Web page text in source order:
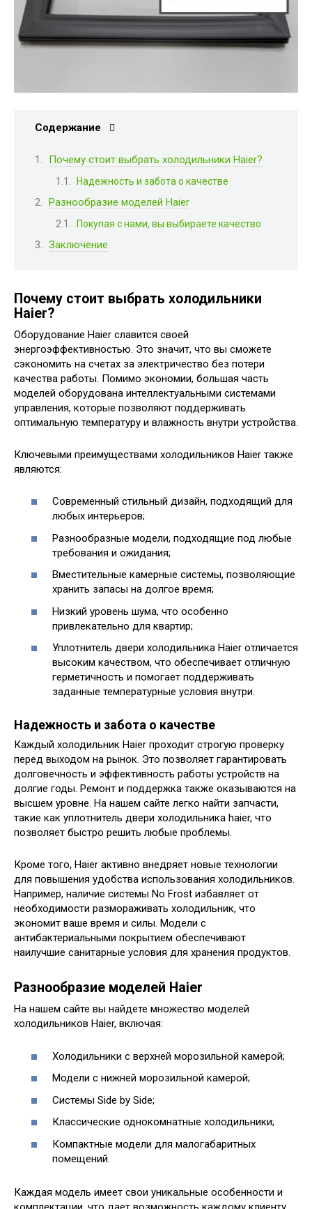
Содержание
Почему стоит выбрать холодильники Haier?
Надежность и забота о качестве
Разнообразие моделей Haier
Покупая с нами, вы выбираете качество
Заключение
Почему стоит выбрать холодильники
Haier?
Оборудование Haier славится своей
энергоэффективностью. Это значит, что вы сможете
сэкономить на счетах за электричество без потери
качества работы. Помимо экономии, большая часть
моделей оборудована интеллектуальными системами
управления, которые позволяют поддерживать
оптимальную температуру и влажность внутри устройства.
Ключевыми преимуществами холодильников Haier также
являются:
Современный стильный дизайн, подходящий для
любых интерьеров;
Разнообразные модели, подходящие под любые
требования и ожидания;
Вместительные камерные системы, позволяющие
хранить запасы на долгое время;
Низкий уровень шума, что особенно
привлекательно для квартир;
Уплотнитель двери холодильника Haier отличается
высоким качеством, что обеспечивает отличную
герметичность и помогает поддерживать
заданные температурные условия внутри.
Надежность и забота о качестве
Каждый холодильник Haier проходит строгую проверку
перед выходом на рынок. Это позволяет гарантировать
долговечность и эффективность работы устройств на
долгие годы. Ремонт и поддержка также оказываются на
высшем уровне. На нашем сайте легко найти запчасти,
такие как уплотнитель двери холодильника haier, что
позволяет быстро решить любые проблемы.
Кроме того, Haier активно внедряет новые технологии
для повышения удобства использования холодильников.
Например, наличие системы No Frost избавляет от
необходимости размораживать холодильник, что
экономит ваше время и силы. Модели с
антибактериальными покрытием обеспечивают
наилучшие санитарные условия для хранения продуктов.
Разнообразие моделей Haier
На нашем сайте вы найдете множество моделей
холодильников Haier, включая:
Холодильники с верхней морозильной камерой;
Модели с нижней морозильной камерой;
Системы Side by Side;
Классические однокомнатные холодильники;
Компактные модели для малогабаритных
помещений.
Каждая модель имеет свои уникальные особенности и